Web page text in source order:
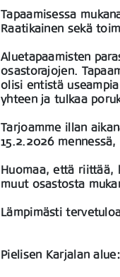
Tapaamisessa
Raatikainen sekä
Aluetapaamisten
osastorajojen.
olisi entistä
yhteen ja tulkaa
Tarjoamme illan
15.2.2026
Huomaa, että riittää,
muut osastosta
Lämpimästi
Pielisen Karjalan